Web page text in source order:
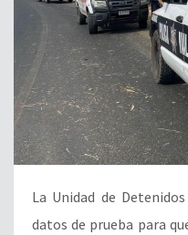
La Unidad de
datos de prueba para